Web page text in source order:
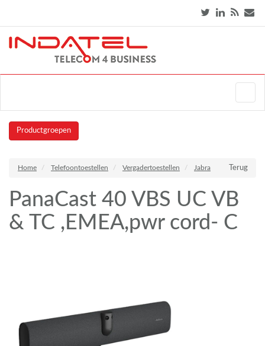
Productgroepen
Terug
Home Telefoontoestellen Vergadertoestellen Jabra
PanaCast 40 VBS UC VB
& TC ,EMEA,pwr cord- C